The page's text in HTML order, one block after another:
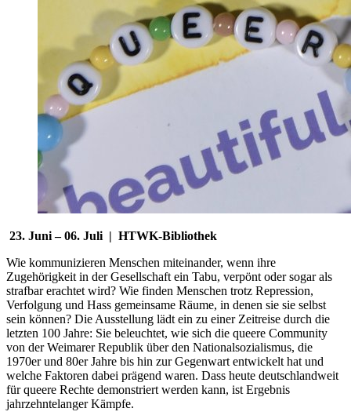
23. Juni – 06. Juli | HTWK-Bibliothek
Wie kommunizieren Menschen miteinander, wenn ihre
Zugehörigkeit in der Gesellschaft ein Tabu, verpönt oder sogar als
strafbar erachtet wird? Wie finden Menschen trotz Repression,
Verfolgung und Hass gemeinsame Räume, in denen sie sie selbst
sein können? Die Ausstellung lädt ein zu einer Zeitreise durch die
letzten 100 Jahre: Sie beleuchtet, wie sich die queere Community
von der Weimarer Republik über den Nationalsozialismus, die
1970er und 80er Jahre bis hin zur Gegenwart entwickelt hat und
welche Faktoren dabei prägend waren. Dass heute deutschlandweit
für queere Rechte demonstriert werden kann, ist Ergebnis
jahrzehntelanger Kämpfe.